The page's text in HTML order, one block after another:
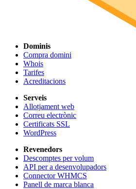
Dominis
Compra domini
Whois
Tarifes
Acreditacions
Serveis
Allotjament web
Correu electrònic
Certificats SSL
WordPress
Revenedors
Descomptes per volum
API per a desenvolupadors
Connector WHMCS
Panell de marca blanca